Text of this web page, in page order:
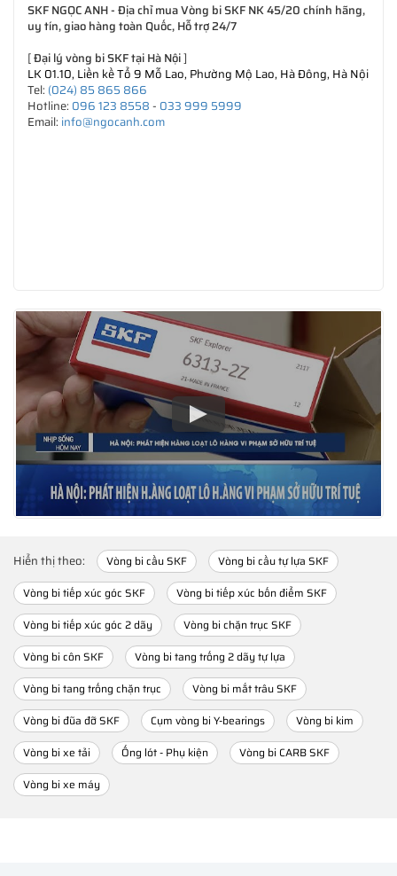
SKF NGỌC ANH - Địa chỉ mua Vòng bi SKF NK 45/20 chính hãng,
uy tín, giao hàng toàn Quốc, Hỗ trợ 24/7
[Đại lý vòng bi SKF tại Hà Nội]
LK 01.10, Liền kề Tổ 9 Mỗ Lao, Phường Mộ Lao, Hà Đông, Hà Nội
Tel: (024) 85 865 866
Hotline: 096 123 8558- 033 999 5999
Email: info@ngocanh.com
Hiển thị theo: Vòng bi cầu SKF
Vòng bi cầu tự lựa SKF
Vòng bi tiếp xúc góc SKF
Vòng bi tiếp xúc bốn điểm SKF
Vòng bi tiếp xúc góc 2 dãy
Vòng bi chặn trục SKF
Vòng bi côn SKF
Vòng bi tang trống 2 dãy tự lựa
Vòng bi tang trống chặn trục
Vòng bi mắt trâu SKF
Vòng bi đũa đỡ SKF
Cụm vòng bi Y-bearings
Vòng bi kim
Vòng bi xe tải
Ống lót - Phụ kiện
Vòng bi CARB SKF
Vòng bi xe máy